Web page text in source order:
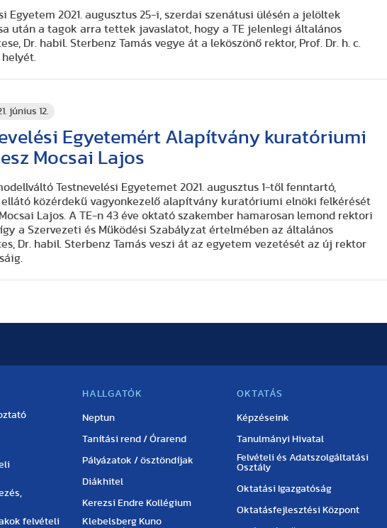
Egyetem 2021. augusztus 25-i, szerdai szenátusi ülésén a jelöltek
után a tagok arra tettek javaslatot, hogy a TE jelenlegi általános
Dr. habil. Sterbenz Tamás vegye át a leköszönő rektor, Prof. Dr. h. c.
június 12.
Egyetemért Alapítvány kuratóriumi
Mocsai Lajos
Testnevelési Egyetemet 2021. augusztus 1-től fenntartó,
közérdekű vagyonkezelő alapítvány kuratóriumi elnöki felkérését
Mocsai Lajos. A TE-n 43 éve oktató szakember hamarosan lemond rektori
a Szervezeti és Működési Szabályzat értelmében az általános
Dr. habil. Sterbenz Tamás veszi át az egyetem vezetését az új rektor
felvételi
HALLGATÓK
Neptun
Tanítási rend / Órarend
Pályázatok / ösztöndíjak
Diákhitel
Kerezsi Endre Kollégium
Klebelsberg Kuno
OKTATÁS
Képzéseink
Tanulmányi Hivatal
Felvételi és Adatszolgáltatási
Osztály
Oktatási Igazgatóság
Oktatásfejlesztési Központ